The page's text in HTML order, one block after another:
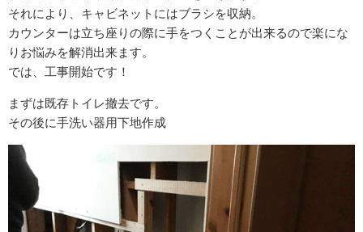
それにより、キャビネットにはブラシを収納。
カウンターは立ち座りの際に手をつくことが出来るので楽にな
りお悩みを解消出来ます。
では、工事開始です！
まずは既存トイレ撤去です。
その後に手洗い器用下地作成